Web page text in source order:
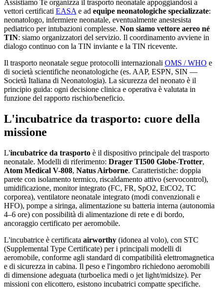
Assistiamo Te organizza il trasporto neonatale appoggiandosi a
vettori certificati EASAe ad equipe neonatologiche specializzate:
neonatologo, infermiere neonatale, eventualmente anestesista
pediatrico per intubazioni complesse. Non siamo vettore aereo né
TIN: siamo organizzatori del servizio. Il coordinamento avviene in
dialogo continuo con la TIN inviante e la TIN ricevente.
Il trasporto neonatale segue protocolli internazionali OMS / WHO e
di società scientifiche neonatologiche (es. AAP, ESPN, SIN —
Società Italiana di Neonatologia). La sicurezza del neonato è il
principio guida: ogni decisione clinica e operativa è valutata in
funzione del rapporto rischio/beneficio.
L'incubatrice da trasporto: cuore della
missione
L'incubatrice da trasporto è il dispositivo principale del trasporto
neonatale. Modelli di riferimento: Drager TI500 Globe-Trotter,
Atom Medical V-808, Natus Airborne. Caratteristiche: doppia
parete con isolamento termico, riscaldamento attivo (servocontrol),
umidificazione, monitor integrato (FC, FR, SpO2, EtCO2, TC
corporea), ventilatore neonatale integrato (modi convenzionali e
HFO), pompe a siringa, alimentazione su batteria interna (autonomia
4–6 ore) con possibilità di alimentazione di rete e di bordo,
ancoraggio certificato per aeromobile.
L'incubatrice è certificata airworthy (idonea al volo), con STC
(Supplemental Type Certificate) per i principali modelli di
aeromobile, conforme agli standard di compatibilità elettromagnetica
e di sicurezza in cabina. Il peso e l'ingombro richiedono aeromobili
di dimensione adeguata (turboelica medi o jet light/midsize). Per
missioni con elicottero, esistono incubatrici compatte specifiche.